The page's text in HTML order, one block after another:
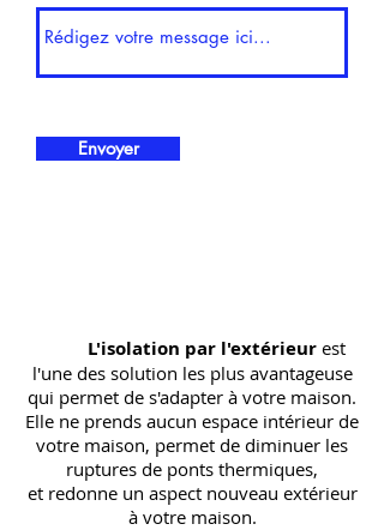
Envoyer
L'isolation par l'extérieurest
l'une des solution les plus avantageuse
qui permet de s'adapter à votre maison.
Elle ne prends aucun espace intérieur de
votre maison, permet de diminuer les
ruptures de ponts thermiques,
et redonne un aspect nouveau extérieur
à votre maison.